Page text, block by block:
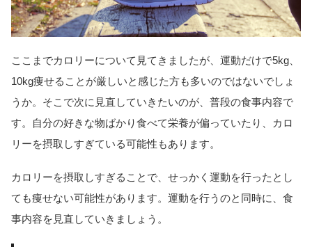
ここまでカロリーについて見てきましたが、運動だけで5kg、
10kg痩せることが厳しいと感じた方も多いのではないでしょ
うか。そこで次に見直していきたいのが、普段の食事内容で
す。自分の好きな物ばかり食べて栄養が偏っていたり、カロ
リーを摂取しすぎている可能性もあります。
カロリーを摂取しすぎることで、せっかく運動を行ったとし
ても痩せない可能性があります。運動を行うのと同時に、食
事内容を見直していきましょう。